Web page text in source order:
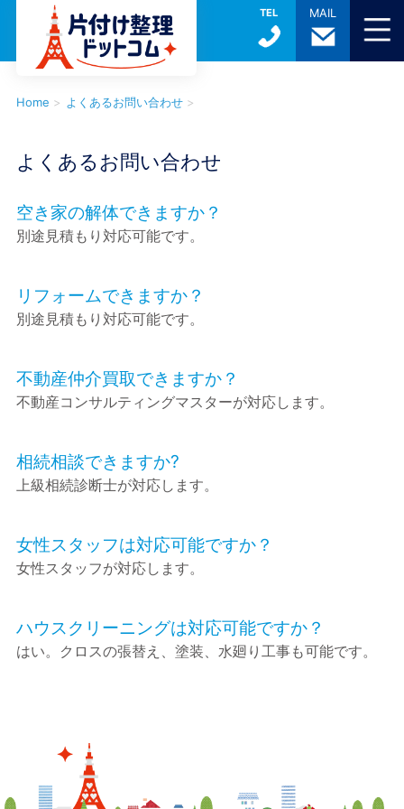
TEL MAIL
Home > よくあるお問い合わせ >
よくあるお問い合わせ
空き家の解体できますか？
別途見積もり対応可能です。
リフォームできますか？
別途見積もり対応可能です。
不動産仲介買取できますか？
不動産コンサルティングマスターが対応します。
相続相談できますか?
上級相続診断士が対応します。
女性スタッフは対応可能ですか？
女性スタッフが対応します。
ハウスクリーニングは対応可能ですか？
はい。クロスの張替え、塗装、水廻り工事も可能です。